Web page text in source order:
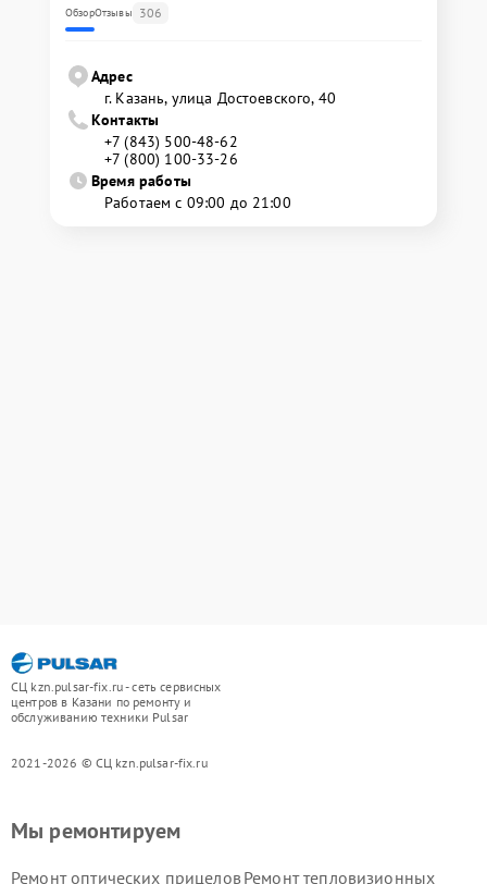
ОбзорОтзывы 306
Адрес
г. Казань, улица Достоевского, 40
Контакты
+7 (843) 500-48-62
+7 (800) 100-33-26
Время работы
Работаем с 09:00 до 21:00
СЦ kzn.pulsar-fix.ru - сеть сервисных
центров в Казани по ремонту и
обслуживанию техники Pulsar
2021-2026 © СЦ kzn.pulsar-fix.ru
Мы ремонтируем
Ремонт оптических прицеловРемонт тепловизионных